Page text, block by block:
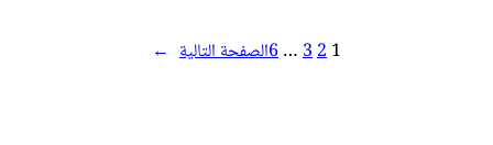
1
2
3
…
6الصفحة التالية →